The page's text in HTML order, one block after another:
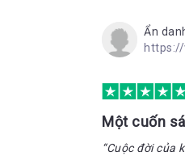
chạm vào tâm
cũng giống ông
nó để nuôi dưỡng
vô tình lãng quên
Ẩn
Một cuốn
“Cuộc đời của